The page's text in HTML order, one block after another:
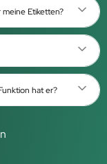
Etiketten?
hat er?